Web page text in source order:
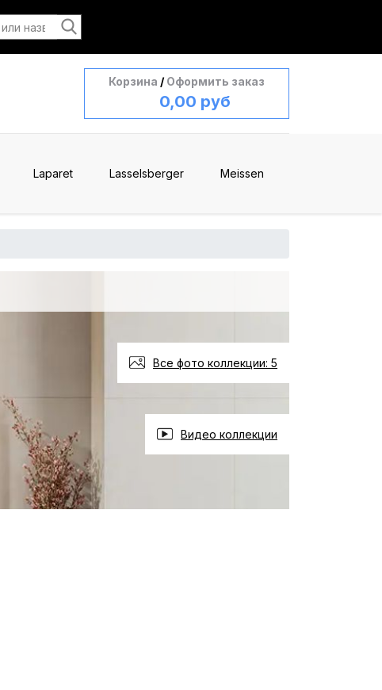
Корзина / Оформить заказ
0,00 руб
Laparet Lasselsberger Meissen
Все фото коллекции: 5
Видео коллекции